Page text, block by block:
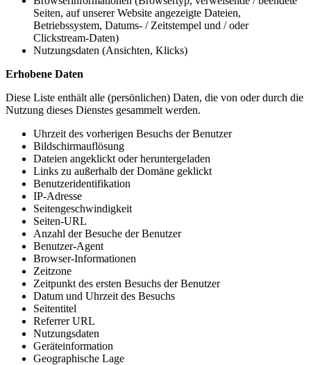
Seiten, auf unserer Website angezeigte Dateien,
Betriebssystem, Datums- / Zeitstempel und / oder
Clickstream-Daten)
Nutzungsdaten (Ansichten, Klicks)
Erhobene Daten
Diese Liste enthält alle (persönlichen) Daten, die von oder durch die
Nutzung dieses Dienstes gesammelt werden.
Uhrzeit des vorherigen Besuchs der Benutzer
Bildschirmauflösung
Dateien angeklickt oder heruntergeladen
Links zu außerhalb der Domäne geklickt
Benutzeridentifikation
IP-Adresse
Seitengeschwindigkeit
Seiten-URL
Anzahl der Besuche der Benutzer
Benutzer-Agent
Browser-Informationen
Zeitzone
Zeitpunkt des ersten Besuchs der Benutzer
Datum und Uhrzeit des Besuchs
Seitentitel
Referrer URL
Nutzungsdaten
Geräteinformation
Geographische Lage